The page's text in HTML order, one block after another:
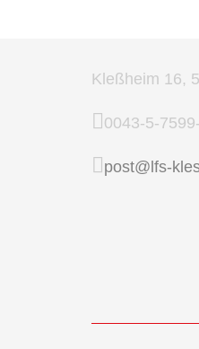
Kleßheim 16,
0043-5-
post@lfs-